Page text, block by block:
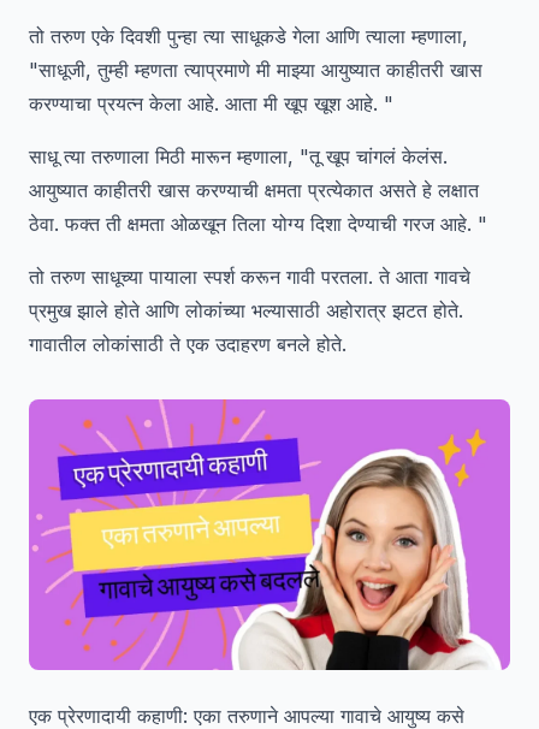
तो तरुण एके दिवशी पुन्हा त्या साधूकडे गेला आणि त्याला म्हणाला,
"साधूजी, तुम्ही म्हणता त्याप्रमाणे मी माझ्या आयुष्यात काहीतरी खास
करण्याचा प्रयत्न केला आहे. आता मी खूप खूश आहे. "
साधू त्या तरुणाला मिठी मारून म्हणाला, "तू खूप चांगलं केलंस.
आयुष्यात काहीतरी खास करण्याची क्षमता प्रत्येकात असते हे लक्षात
ठेवा. फक्त ती क्षमता ओळखून तिला योग्य दिशा देण्याची गरज आहे. "
तो तरुण साधूच्या पायाला स्पर्श करून गावी परतला. ते आता गावचे
प्रमुख झाले होते आणि लोकांच्या भल्यासाठी अहोरात्र झटत होते.
गावातील लोकांसाठी ते एक उदाहरण बनले होते.
एक प्रेरणादायी कहाणी: एका तरुणाने आपल्या गावाचे आयुष्य कसे